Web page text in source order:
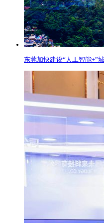
东莞加快建设“人工智能+”